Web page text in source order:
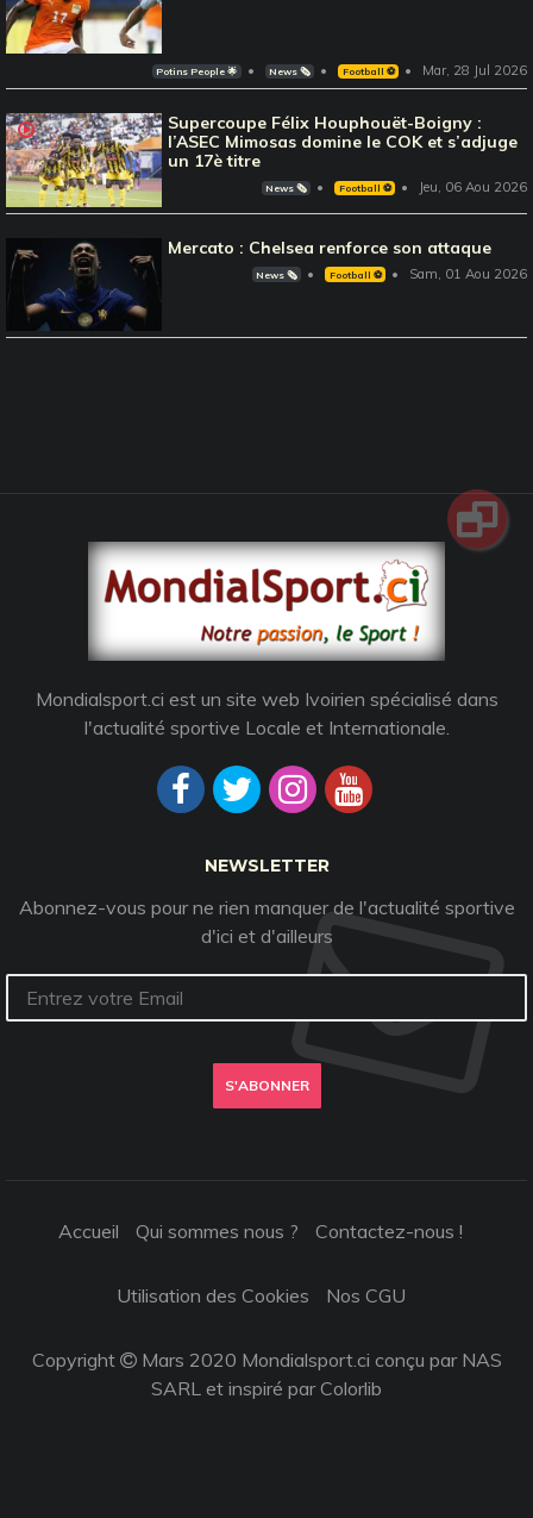
Potins People 🌟 News 🗞️ Football ⚽️ Mar, 28 Jul 2026
Supercoupe Félix Houphouët-Boigny :
l’ASEC Mimosas domine le COK et s’adjuge
un 17è titre
News 🗞️ Football ⚽️ Jeu, 06 Aou 2026
Mercato : Chelsea renforce son attaque
News 🗞️ Football ⚽️ Sam, 01 Aou 2026
Mondialsport.ci est un site web Ivoirien spécialisé dans
l'actualité sportive Locale et Internationale.
NEWSLETTER
Abonnez-vous pour ne rien manquer de l'actualité sportive
d'ici et d'ailleurs
S'ABONNER
Accueil Qui sommes nous ? Contactez-nous !
Utilisation des Cookies Nos CGU
Copyright
Mars 2020 Mondialsport.ci conçu par NAS
SARL et inspiré parColorlib